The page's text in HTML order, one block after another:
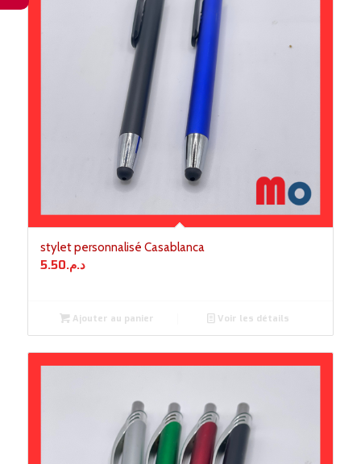
stylet personnalisé Casablanca
د.م.5.50
Ajouter au panier Voir les détails